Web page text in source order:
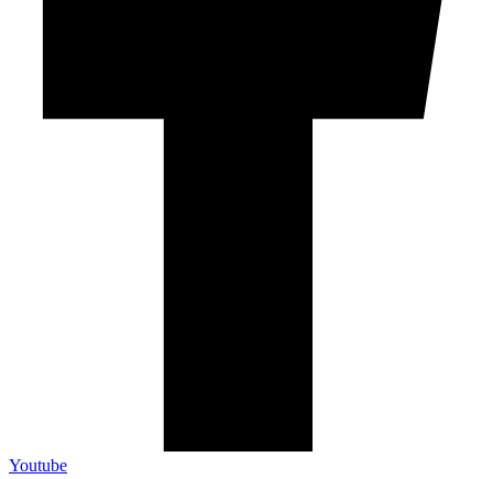
Youtube